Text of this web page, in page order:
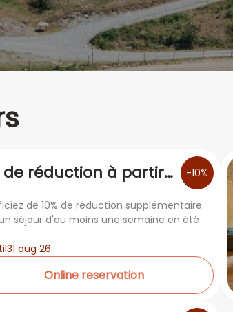
de réduction à partir
-10%
de 10% de réduction supplémentaire
séjour d'au moins une semaine en été
31 aug 26
Online reservation